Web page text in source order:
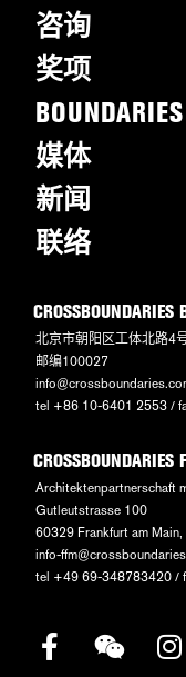
咨询
奖项
媒体
新闻
联络
CROSSBOUNDARIES
北京市朝阳区工体北路4
邮编100027
tel +86 10-6401 2553 /
CROSSBOUNDARIES
Architektenpartnerschaft
Gutleutstrasse 100
60329 Frankfurt am Main,
info-
tel +49 69-348783420 /